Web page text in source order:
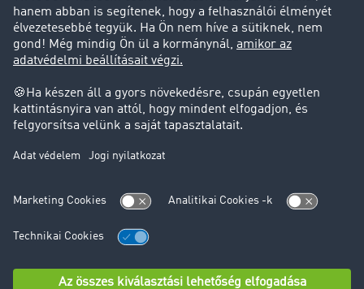
Jogi információk
Impresszum
Adatvédelem
süti-beállítások
Támogatás